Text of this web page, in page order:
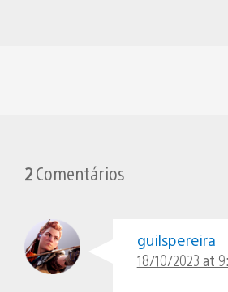
2Comentários
guilspereira
18/10/2023 at